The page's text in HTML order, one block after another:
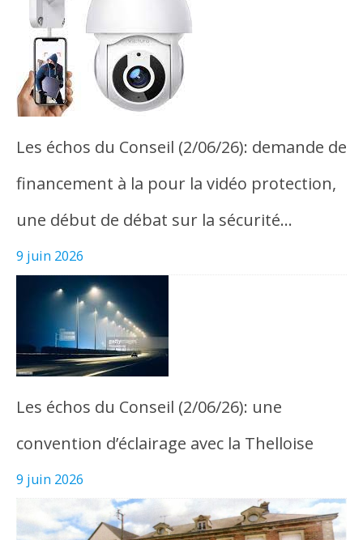
Les échos du Conseil (2/06/26): demande de
financement à la pour la vidéo protection,
une début de débat sur la sécurité…
9 juin 2026
Les échos du Conseil (2/06/26): une
convention d’éclairage avec la Thelloise
9 juin 2026